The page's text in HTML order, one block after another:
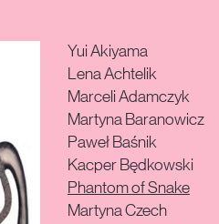
Yui Akiyama
Lena Achtelik
Marceli Adamczyk
Martyna Baranowicz
Paweł Baśnik
Kacper Będkowski
Phantom of Snake
Martyna Czech